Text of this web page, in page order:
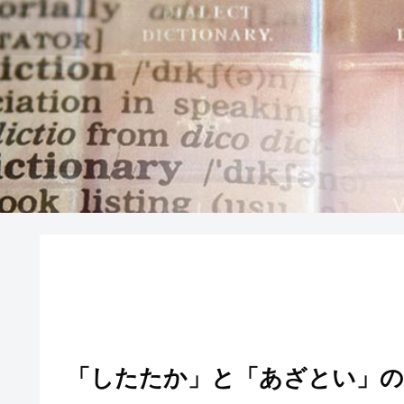
「したたか」と「あざとい」